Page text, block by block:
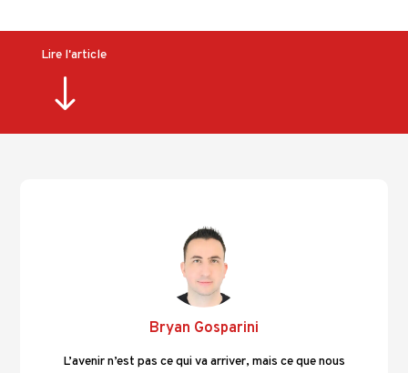
Lire l'article
"
Bryan Gosparini
L’avenir n’est pas ce qui va arriver, mais ce que nous